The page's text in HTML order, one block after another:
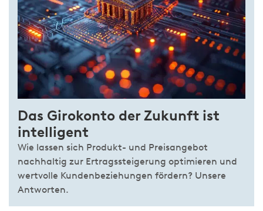
Das Girokonto der Zukunft ist
intelligent
Wie lassen sich Produkt- und Preisangebot
nachhaltig zur Ertragssteigerung optimieren und
wertvolle Kundenbeziehungen fördern? Unsere
Antworten.